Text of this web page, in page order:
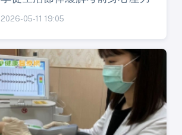
2026-05-11 19:05